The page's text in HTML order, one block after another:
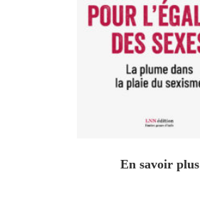
En savoir plus